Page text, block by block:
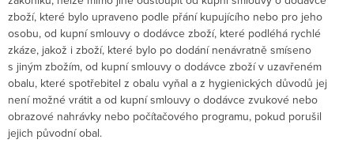
zboží, které bylo upraveno podle přání kupujícího nebo pro jeho
osobu, od kupní smlouvy o dodávce zboží, které podléhá rychlé
zkáze, jakož i zboží, které bylo po dodání nenávratně smíseno
s jiným zbožím, od kupní smlouvy o dodávce zboží v uzavřeném
obalu, které spotřebitel z obalu vyňal a z hygienických důvodů jej
není možné vrátit a od kupní smlouvy o dodávce zvukové nebo
obrazové nahrávky nebo počítačového programu, pokud porušil
jejich původní obal.